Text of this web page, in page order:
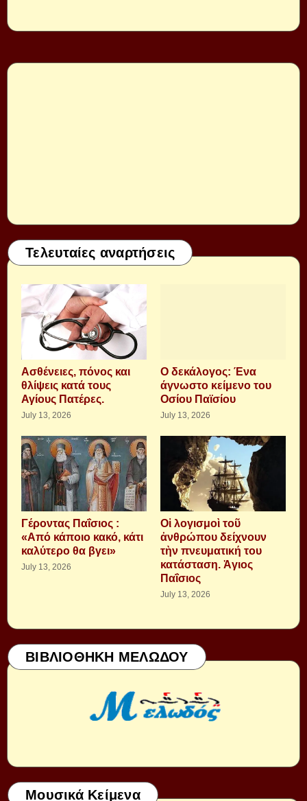
Τελευταίες αναρτήσεις
Aσθένειες, πόνος και
θλίψεις κατά τους
Αγίους Πατέρες.
July 13, 2026
Ο δεκάλογος: Ένα
άγνωστο κείμενο του
Οσίου Παϊσίου
July 13, 2026
Γέροντας Παΐσιος :
«Από κάποιο κακό, κάτι
καλύτερο θα βγει»
July 13, 2026
Οἱ λογισμοὶ τοῦ
ἀνθρώπου δείχνουν
τὴν πνευματική του
κατάσταση. Ἁγιος
Παΐσιος
July 13, 2026
ΒΙΒΛΙΟΘΗΚΗ ΜΕΛΩΔΟΥ
Μουσικά Κείμενα